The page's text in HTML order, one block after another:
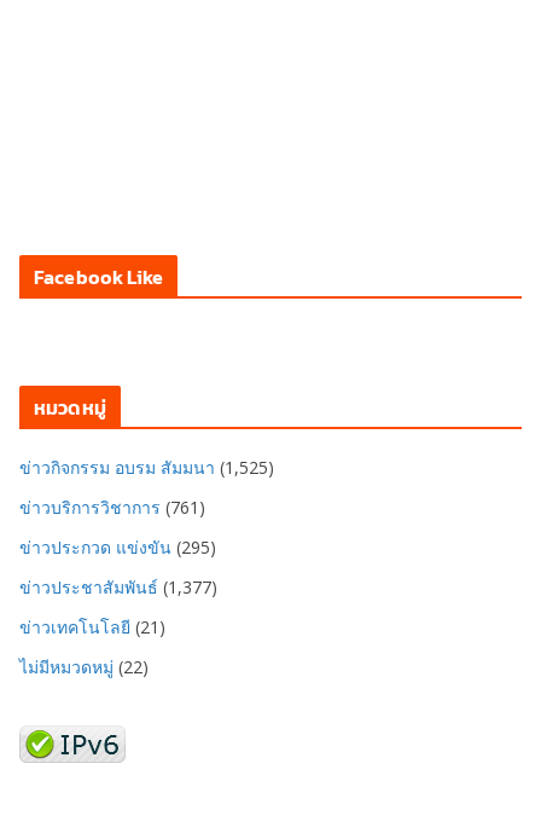
Facebook Like
หมวดหมู่
ข่าวกิจกรรม อบรม สัมมนา (1,525)
ข่าวบริการวิชาการ (761)
ข่าวประกวด แข่งขัน (295)
ข่าวประชาสัมพันธ์ (1,377)
ข่าวเทคโนโลยี (21)
ไม่มีหมวดหมู่ (22)